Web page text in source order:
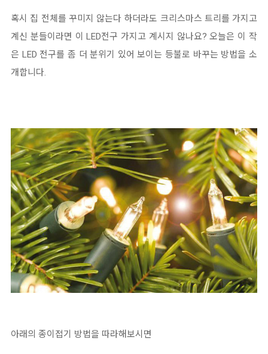
혹시 집 전체를 꾸미지 않는다 하더라도 크리스마스 트리를 가지고
계신 분들이라면 이 LED전구 가지고 계시지 않나요? 오늘은 이 작
은 LED 전구를 좀 더 분위기 있어 보이는 등불로 바꾸는 방법을 소
개합니다.
아래의 종이접기 방법을 따라해보시면